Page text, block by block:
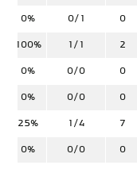
0
0/1
0%
2
1/1
100%
0
0/0
0%
0
0/0
0%
7
1/4
25%
0
0/0
0%